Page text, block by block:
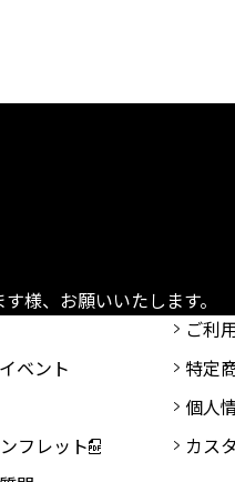
様、お願いいたします。
ベント
フレット
ご利
特定
個人
カス